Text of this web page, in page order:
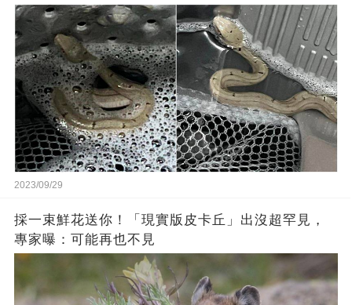
2023/09/29
採一束鮮花送你！「現實版皮卡丘」出沒超罕見，
專家曝：可能再也不見